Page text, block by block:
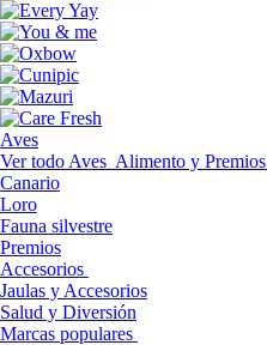
Aves
Ver todo Aves Alimento y Premios
Canario
Loro
Fauna silvestre
Premios
Accesorios
Jaulas y Accesorios
Salud y Diversión
Marcas populares